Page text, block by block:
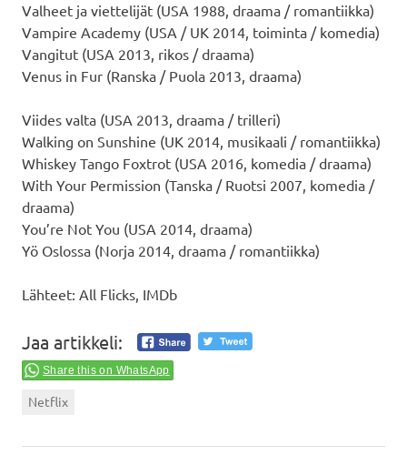
Valheet ja viettelijät (USA 1988, draama / romantiikka)
Vampire Academy (USA / UK 2014, toiminta / komedia)
Vangitut (USA 2013, rikos / draama)
Venus in Fur (Ranska / Puola 2013, draama)
Viides valta (USA 2013, draama / trilleri)
Walking on Sunshine (UK 2014, musikaali / romantiikka)
Whiskey Tango Foxtrot (USA 2016, komedia / draama)
With Your Permission (Tanska / Ruotsi 2007, komedia /
draama)
You’re Not You (USA 2014, draama)
Yö Oslossa (Norja 2014, draama / romantiikka)
Lähteet: All Flicks, IMDb
Jaa artikkeli:
Share this on WhatsApp
Netflix